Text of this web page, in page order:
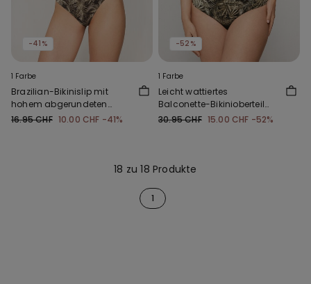
-41%
1 Farbe
Brazilian-Bikinislip mit
hohem abgerundeten
Beinausschnitt Golden
16.95 CHF 10.00 CHF -41%
-52%
1 Farbe
Leicht wattiertes
Balconette-Bikinioberteil
Golden Tropics
30.95 CHF 15.00 CHF -52%
18 zu 18 Produkte
1